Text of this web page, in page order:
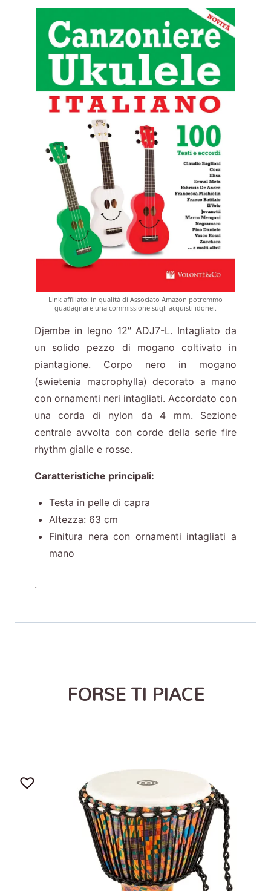
Link affiliato: in qualità di Associato Amazon potremmo
guadagnare una commissione sugli acquisti idonei.
Djembe in legno 12″ ADJ7-L. Intagliato da
un solido pezzo di mogano coltivato in
piantagione. Corpo nero in mogano
(swietenia macrophylla) decorato a mano
con ornamenti neri intagliati. Accordato con
una corda di nylon da 4 mm. Sezione
centrale avvolta con corde della serie fire
rhythm gialle e rosse.
Caratteristiche principali:
Testa in pelle di capra
Altezza: 63 cm
Finitura nera con ornamenti intagliati a
mano
.
FORSE TI PIACE